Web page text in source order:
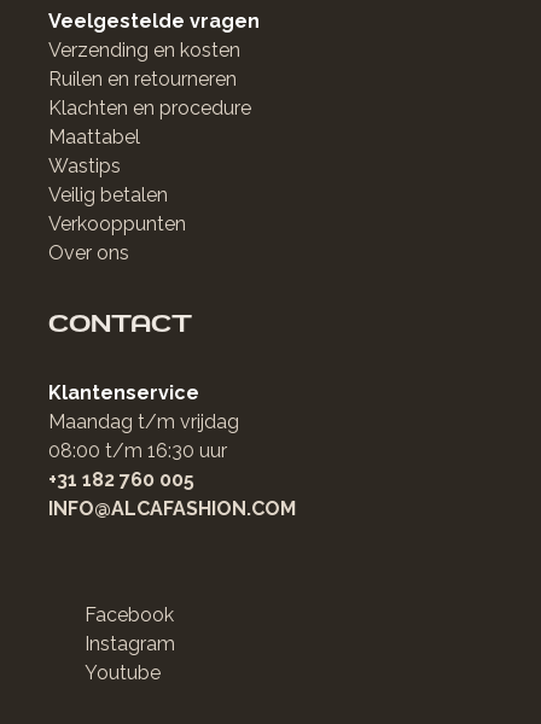
Veelgestelde vragen
Verzending en kosten
Ruilen en retourneren
Klachten en procedure
Maattabel
Wastips
Veilig betalen
Verkooppunten
Over ons
CONTACT
Klantenservice
Maandag t/m vrijdag
08:00 t/m 16:30 uur
+31 182 760 005
INFO@ALCAFASHION.COM
Facebook
Instagram
Youtube